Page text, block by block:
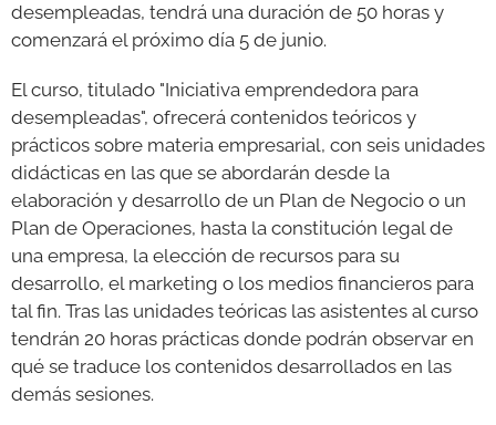
desempleadas, tendrá una duración de 50 horas y
comenzará el próximo día 5 de junio.
El curso, titulado "Iniciativa emprendedora para
desempleadas", ofrecerá contenidos teóricos y
prácticos sobre materia empresarial, con seis unidades
didácticas en las que se abordarán desde la
elaboración y desarrollo de un Plan de Negocio o un
Plan de Operaciones, hasta la constitución legal de
una empresa, la elección de recursos para su
desarrollo, el marketing o los medios financieros para
tal fin. Tras las unidades teóricas las asistentes al curso
tendrán 20 horas prácticas donde podrán observar en
qué se traduce los contenidos desarrollados en las
demás sesiones.